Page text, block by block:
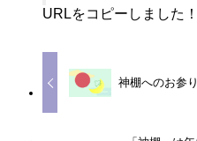
URLをコピーしました！
神棚へのお参